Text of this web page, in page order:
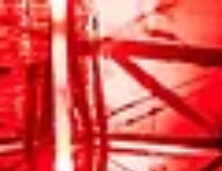
sorprendente 45 horas de música,...